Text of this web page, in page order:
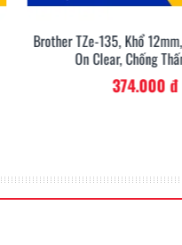
Brother TZe-135, Khổ
On Clear, Chống
374.000 đ